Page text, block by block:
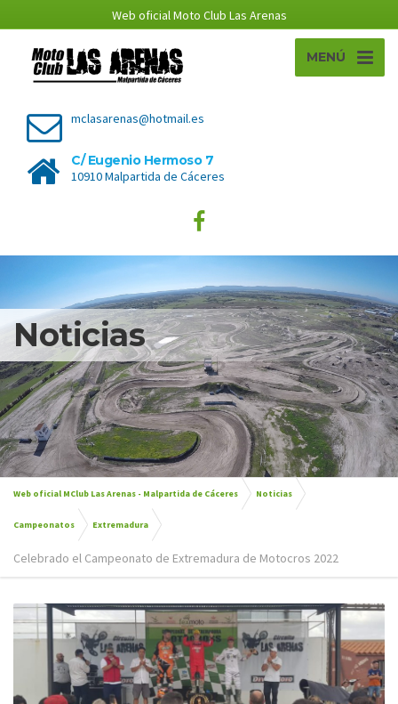
Web oficial Moto Club Las Arenas
MENÚ
mclasarenas@hotmail.es
C/ Eugenio Hermoso 7
10910 Malpartida de Cáceres
Noticias
Web oficial MClub Las Arenas - Malpartida de Cáceres Noticias
Campeonatos Extremadura
Celebrado el Campeonato de Extremadura de Motocros 2022